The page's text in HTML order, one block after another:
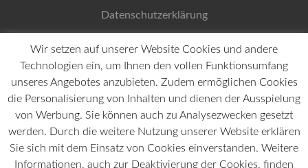
Datenschutzerklärung
IMPRESSUM
ChristMetz-IT © 2015
KONTAKT
Wir setzen auf unserer Website Cookies und andere
Technologien ein, um Ihnen den vollen Funktionsumfang
unseres Angebotes anzubieten. Zudem ermöglichen Cookies
die Personalisierung von Inhalten und dienen der Ausspielung
von Werbung. Sie können auch zu Analysezwecken gesetzt
werden. Durch die weitere Nutzung unserer Website erklären
Sie sich mit dem Einsatz von Cookies einverstanden. Weitere
Informationen, auch zur Deaktivierung der Cookies, finden